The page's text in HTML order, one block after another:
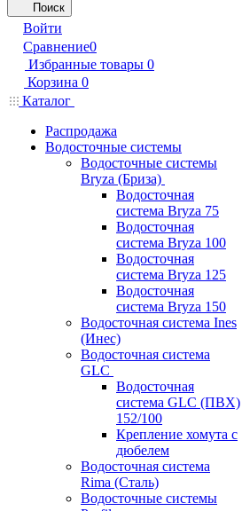
Поиск
Войти
Сравнение0
Избранные товары 0
Корзина 0
Каталог
Распродажа
Водосточные системы
Водосточные системы
Bryza (Бриза)
Водосточная
система Bryza 75
Водосточная
система Bryza 100
Водосточная
система Bryza 125
Водосточная
система Bryza 150
Водосточная система Ines
(Инес)
Водосточная система
GLC
Водосточная
система GLC (ПВХ)
152/100
Крепление хомута с
дюбелем
Водосточная система
Rima (Сталь)
Водосточные системы